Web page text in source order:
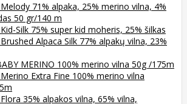
Melody 71% alpaka, 25% merino vilna, 4%
50 gr/140 m
Silk 75% super kid moheris, 25% šilkas
Alpaca Silk 77% alpakų vilna, 23%
MERINO 100% merino vilna 50g /175m
Merino Extra Fine 100% merino vilna
35% alpakos vilna, 65% vilna,